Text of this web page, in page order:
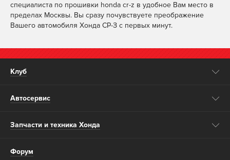
специалиста по прошивки honda cr-z в удобное Вам место в
пределах Москвы. Вы сразу почувствуете преображение
Вашего автомобиля Хонда СР-З с первых минут.
Клуб
Автосервис
Запчасти и техника Хонда
Форум